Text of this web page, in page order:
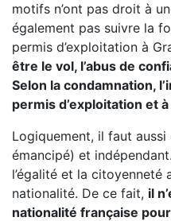
motifs n’ont pas droit à
également pas suivre la
permis d’exploitation à
être le vol, l’abus de
Selon la condamnation,
permis d’exploitation et
Logiquement, il faut
émancipé) et
l’égalité et la
nationalité. De ce fait, il
nationalité française